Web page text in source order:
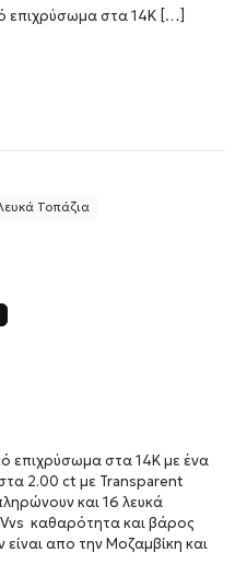
επιχρύσωμα στα 14Κ […]
Τοπάζια
επιχρύσωμα στα 14Κ με ένα
2.00 ct με Transparent
και 16 λευκά
καθαρότητα και βάρος
απο την Μοζαμβίκη και